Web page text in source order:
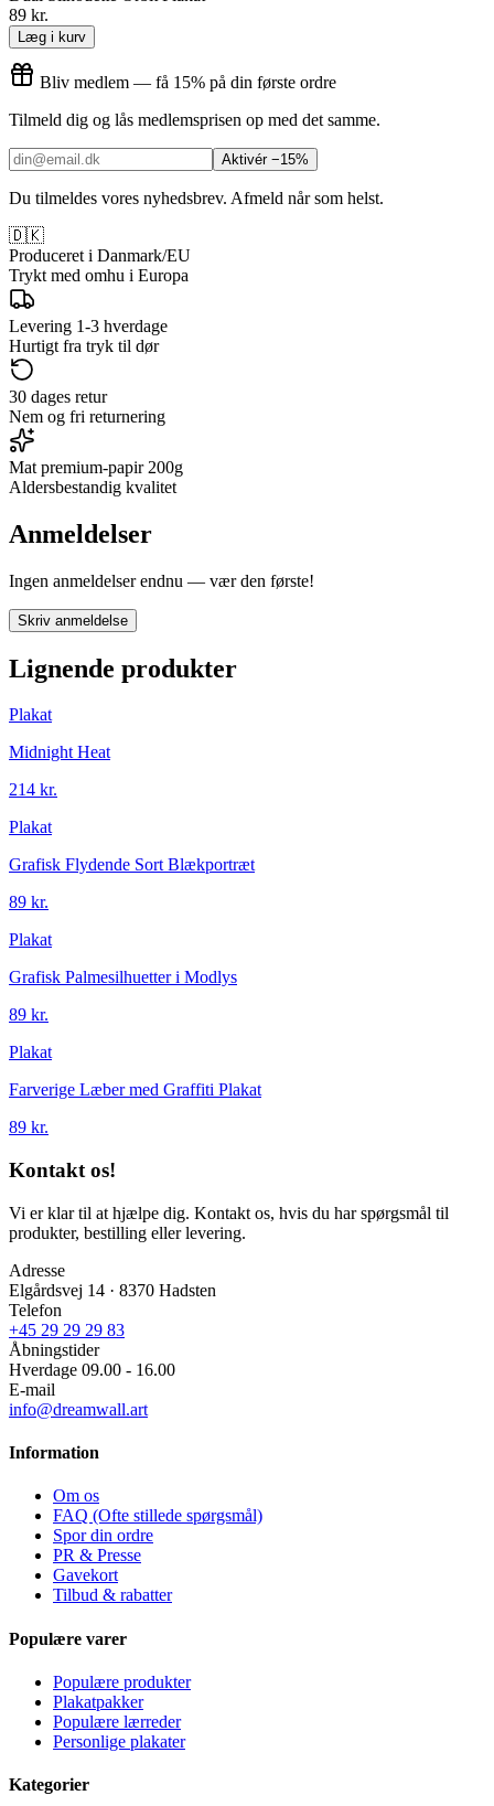
89 kr.
Læg i kurv
Bliv medlem — få 15% på din første ordre
Tilmeld dig og lås medlemsprisen op med det samme.
Aktivér −15%
Du tilmeldes vores nyhedsbrev. Afmeld når som helst.
🇩🇰
Produceret i Danmark/EU
Trykt med omhu i Europa
Levering 1-3 hverdage
Hurtigt fra tryk til dør
30 dages retur
Nem og fri returnering
Mat premium-papir 200g
Aldersbestandig kvalitet
Anmeldelser
Ingen anmeldelser endnu — vær den første!
Skriv anmeldelse
Lignende produkter
Plakat
Midnight Heat
214 kr.
Plakat
Grafisk Flydende Sort Blækportræt
89 kr.
Plakat
Grafisk Palmesilhuetter i Modlys
89 kr.
Plakat
Farverige Læber med Graffiti Plakat
89 kr.
Kontakt os!
Vi er klar til at hjælpe dig. Kontakt os, hvis du har spørgsmål til
produkter, bestilling eller levering.
Adresse
Elgårdsvej 14 · 8370 Hadsten
Telefon
+45 29 29 29 83
Åbningstider
Hverdage 09.00 - 16.00
E-mail
info@dreamwall.art
Information
Om os
FAQ (Ofte stillede spørgsmål)
Spor din ordre
PR & Presse
Gavekort
Tilbud & rabatter
Populære varer
Populære produkter
Plakatpakker
Populære lærreder
Personlige plakater
Kategorier